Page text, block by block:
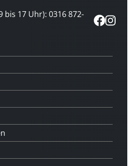
bis 17 Uhr): 0316 872-